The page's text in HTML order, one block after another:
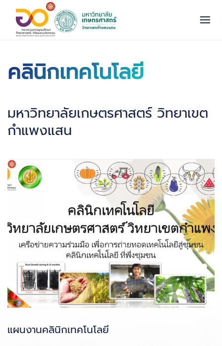
คลินิกเทคโนโลยี
มหาวิทยาลัยเกษตรศาสตร์ วิทยาเขต
กำแพงแสน
แผนงานคลินิกเทคโนโลยี